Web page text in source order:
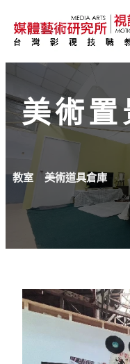
美術置
美
教室 美術道具倉庫